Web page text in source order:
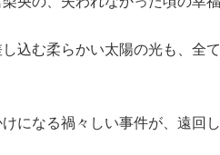
込む柔らかい太陽の光も、全
になる禍々しい事件が、遠回